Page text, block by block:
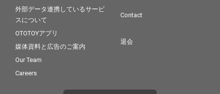
外部データ連携しているサービ
スについて
OTOTOYアプリ
媒体資料と広告のご案内
Our Team
Careers
Contact
退会